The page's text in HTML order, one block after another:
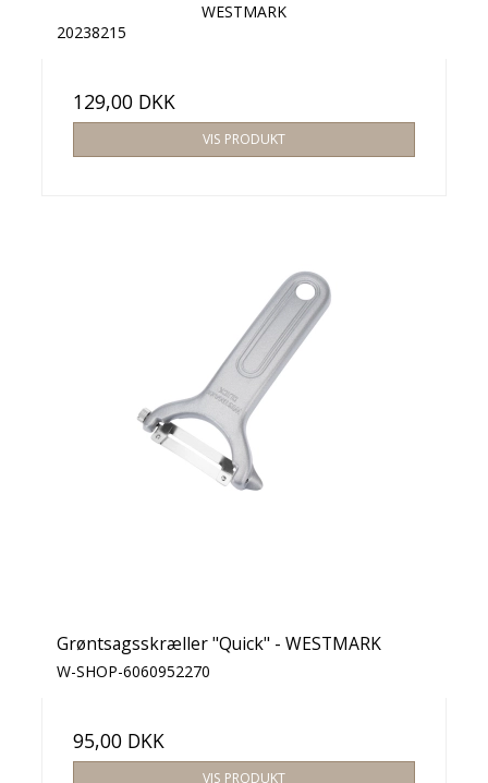
WESTMARK
20238215
129,00 DKK
VIS PRODUKT
Grøntsagsskræller "Quick" - WESTMARK
W-SHOP-6060952270
95,00 DKK
VIS PRODUKT